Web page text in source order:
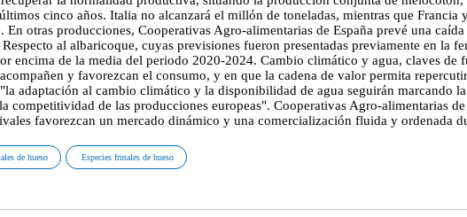
cinco años. Italia no alcanzará el millón de toneladas, mientras que
otras producciones, Cooperativas Agro-alimentarias de España prevé una
al albaricoque, cuyas previsiones fueron presentadas previamente en la
encima de la media del periodo 2020-2024. Cambio climático y agua, claves de
y favorezcan el consumo, y en que la cadena de valor permita
adaptación al cambio climático y la disponibilidad de agua seguirán marcando
competitividad de las producciones europeas". Cooperativas Agro-alimentarias
favorezcan un mercado dinámico y una comercialización fluida y ordenada
de hueso Especies frutales de hueso